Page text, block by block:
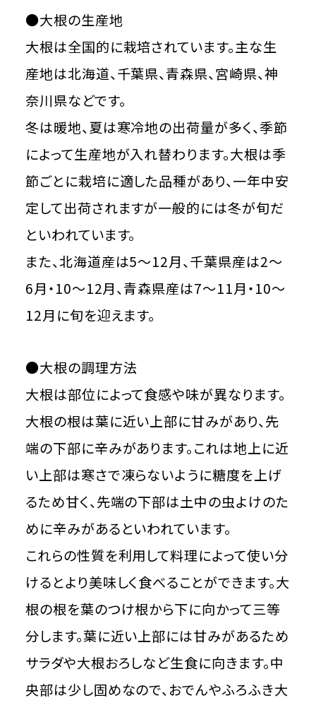
●大根の生産地
大根は全国的に栽培されています。主な生
産地は北海道、千葉県、青森県、宮崎県、神
奈川県などです。
冬は暖地、夏は寒冷地の出荷量が多く、季節
によって生産地が入れ替わります。大根は季
節ごとに栽培に適した品種があり、一年中安
定して出荷されますが一般的には冬が旬だ
といわれています。
また、北海道産は5～12月、千葉県産は2～
6月・10～12月、青森県産は7～11月・10～
12月に旬を迎えます。
●大根の調理方法
大根は部位によって食感や味が異なります。
大根の根は葉に近い上部に甘みがあり、先
端の下部に辛みがあります。これは地上に近
い上部は寒さで凍らないように糖度を上げ
るため甘く、先端の下部は土中の虫よけのた
めに辛みがあるといわれています。
これらの性質を利用して料理によって使い分
けるとより美味しく食べることができます。大
根の根を葉のつけ根から下に向かって三等
分します。葉に近い上部には甘みがあるため
サラダや大根おろしなど生食に向きます。中
央部は少し固めなので、おでんやふろふき大